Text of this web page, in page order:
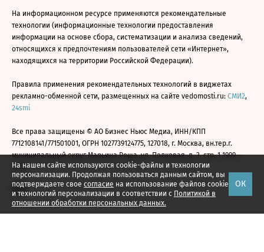
На нашем сайте используются cookie-файлы и технологии
персонализации. Продолжая пользоваться данным сайтом, вы
подтверждаете свое согласие на использование файлов cookie
и технологий персонализации в соответствии с Политикой в
отношении обработки персональных данных.
ОК
На информационном ресурсе применяются рекомендательные
технологии (информационные технологии предоставления
информации на основе сбора, систематизации и анализа сведений,
относящихся к предпочтениям пользователей сети «Интернет»,
находящихся на территории Российской Федерации).
Правила применения рекомендательных технологий в виджетах
рекламно-обменной сети, размещенных на сайте vedomosti.ru: СМИ2,
24smi
Все права защищены © АО Бизнес Ньюс Медиа, ИНН/КПП
7712108141/771501001, ОГРН 1027739124775, 127018, г. Москва, вн.тер.г.
муниципальный округ Марьина Роща, ул. Полковая, д. 3, стр. 1 1999—
2026